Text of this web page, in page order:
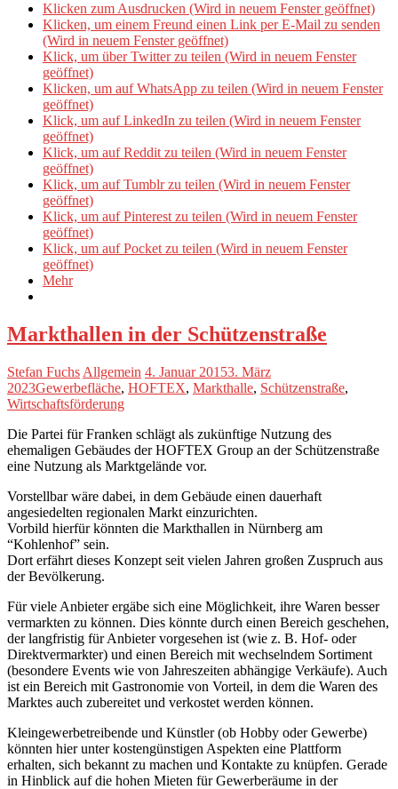
Klicken zum Ausdrucken (Wird in neuem Fenster geöffnet)
Klicken, um einem Freund einen Link per E-Mail zu senden
(Wird in neuem Fenster geöffnet)
Klick, um über Twitter zu teilen (Wird in neuem Fenster
geöffnet)
Klicken, um auf WhatsApp zu teilen (Wird in neuem Fenster
geöffnet)
Klick, um auf LinkedIn zu teilen (Wird in neuem Fenster
geöffnet)
Klick, um auf Reddit zu teilen (Wird in neuem Fenster
geöffnet)
Klick, um auf Tumblr zu teilen (Wird in neuem Fenster
geöffnet)
Klick, um auf Pinterest zu teilen (Wird in neuem Fenster
geöffnet)
Klick, um auf Pocket zu teilen (Wird in neuem Fenster
geöffnet)
Mehr
Markthallen in der Schützenstraße
Stefan Fuchs Allgemein 4. Januar 20153. März
2023Gewerbefläche, HOFTEX, Markthalle, Schützenstraße,
Wirtschaftsförderung
Die Partei für Franken schlägt als zukünftige Nutzung des
ehemaligen Gebäudes der HOFTEX Group an der Schützenstraße
eine Nutzung als Marktgelände vor.
Vorstellbar wäre dabei, in dem Gebäude einen dauerhaft
angesiedelten regionalen Markt einzurichten.
Vorbild hierfür könnten die Markthallen in Nürnberg am
“Kohlenhof” sein.
Dort erfährt dieses Konzept seit vielen Jahren großen Zuspruch aus
der Bevölkerung.
Für viele Anbieter ergäbe sich eine Möglichkeit, ihre Waren besser
vermarkten zu können. Dies könnte durch einen Bereich geschehen,
der langfristig für Anbieter vorgesehen ist (wie z. B. Hof- oder
Direktvermarkter) und einen Bereich mit wechselndem Sortiment
(besondere Events wie von Jahreszeiten abhängige Verkäufe). Auch
ist ein Bereich mit Gastronomie von Vorteil, in dem die Waren des
Marktes auch zubereitet und verkostet werden können.
Kleingewerbetreibende und Künstler (ob Hobby oder Gewerbe)
könnten hier unter kostengünstigen Aspekten eine Plattform
erhalten, sich bekannt zu machen und Kontakte zu knüpfen. Gerade
in Hinblick auf die hohen Mieten für Gewerberäume in der